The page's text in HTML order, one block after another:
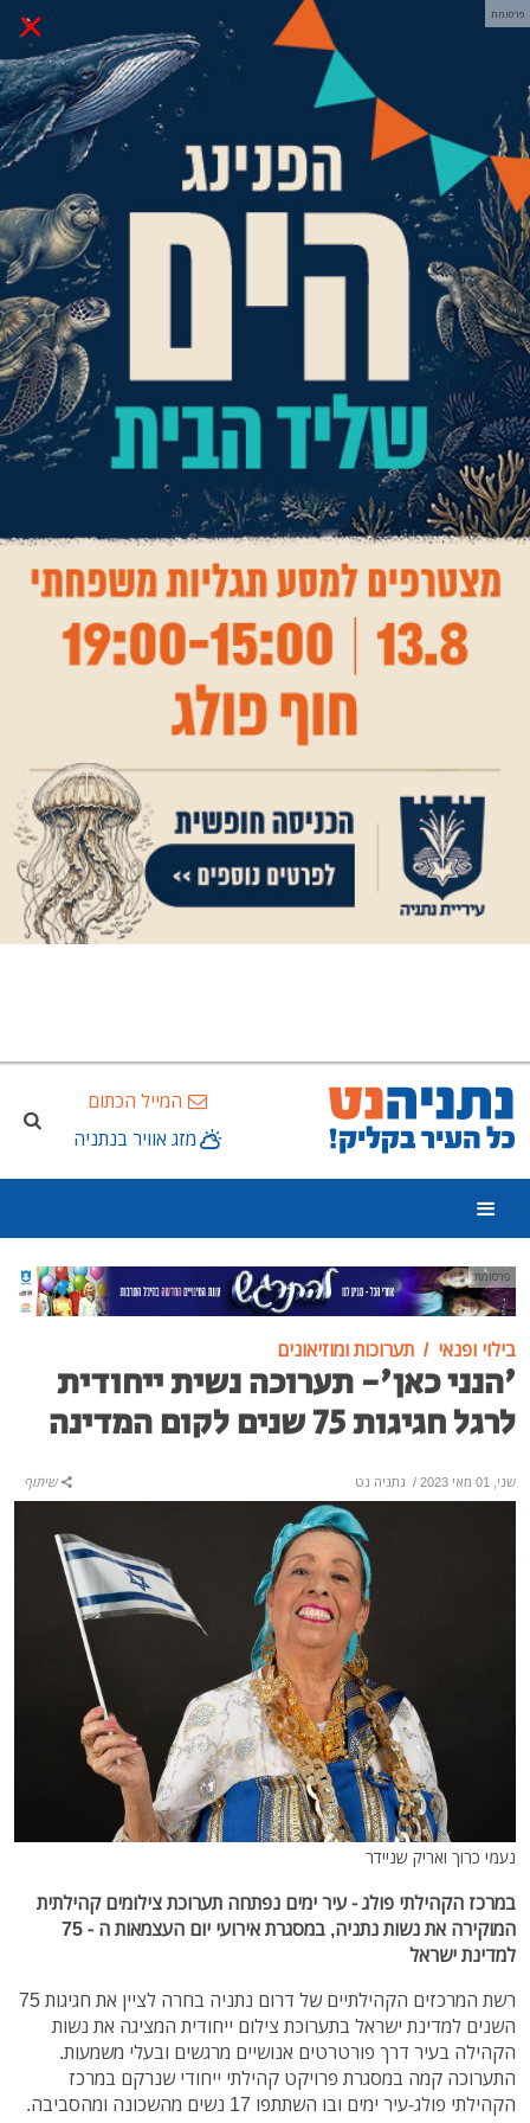
× פרסומת
המייל הכתום
מזג אוויר בנתניה
פרסומת
בילוי ופנאי תערוכות ומוזיאונים
'הנני כאן'- תערוכה נשית ייחודית
לרגל חגיגות 75 שנים לקום המדינה
שני, 01 מאי 2023 / נתניה נט שיתוף
נעמי כרוך ואריק שניידר
במרכז הקהילתי פולג - עיר ימים נפתחה תערוכת צילומים קהילתית
המוקירה את נשות נתניה, במסגרת אירועי יום העצמאות ה - 75
למדינת ישראל
רשת המרכזים הקהילתיים של דרום נתניה בחרה לציין את חגיגות 75
השנים למדינת ישראל בתערוכת צילום ייחודית המציגה את נשות
הקהילה בעיר דרך פורטרטים אנושיים מרגשים ובעלי משמעות.
התערוכה קמה במסגרת פרויקט קהילתי ייחודי שנרקם במרכז
הקהילתי פולג-עיר ימים ובו השתתפו 17 נשים מהשכונה ומהסביבה.